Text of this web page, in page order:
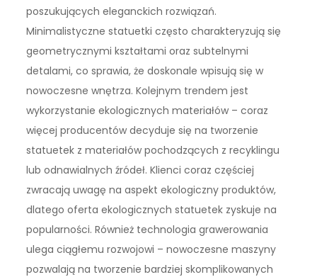
poszukujących eleganckich rozwiązań.
Minimalistyczne statuetki często charakteryzują się
geometrycznymi kształtami oraz subtelnymi
detalami, co sprawia, że doskonale wpisują się w
nowoczesne wnętrza. Kolejnym trendem jest
wykorzystanie ekologicznych materiałów – coraz
więcej producentów decyduje się na tworzenie
statuetek z materiałów pochodzących z recyklingu
lub odnawialnych źródeł. Klienci coraz częściej
zwracają uwagę na aspekt ekologiczny produktów,
dlatego oferta ekologicznych statuetek zyskuje na
popularności. Również technologia grawerowania
ulega ciągłemu rozwojowi – nowoczesne maszyny
pozwalają na tworzenie bardziej skomplikowanych